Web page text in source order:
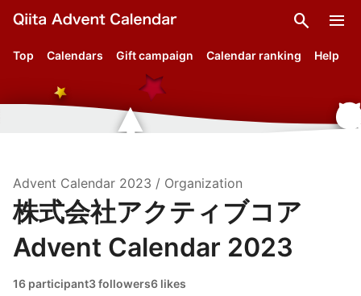
search menu
Top Calendars Gift campaign Calendar ranking Help
Advent Calendar 2023 / Organization
株式会社アクティブコア
Advent Calendar 2023
16 participant3 followers6 likes